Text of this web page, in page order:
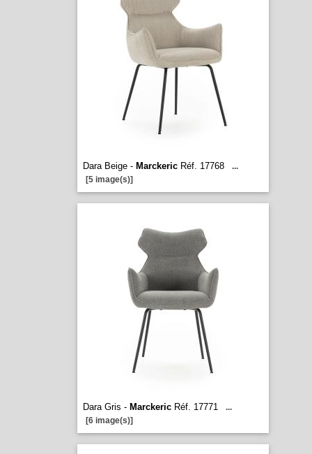
Dara Beige - MarckericRéf. 17768
...
[5 image(s)]
Dara Gris - MarckericRéf. 17771
...
[6 image(s)]